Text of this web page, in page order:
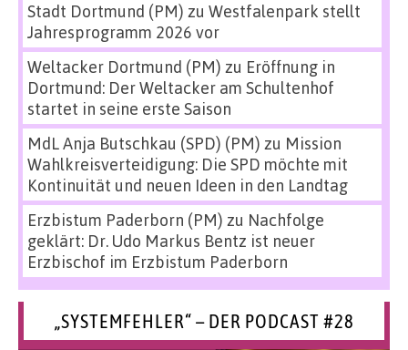
Stadt Dortmund (PM) zu Westfalenpark stellt
Jahresprogramm 2026 vor
Weltacker Dortmund (PM) zu Eröffnung in
Dortmund: Der Weltacker am Schultenhof
startet in seine erste Saison
MdL Anja Butschkau (SPD) (PM) zu Mission
Wahlkreisverteidigung: Die SPD möchte mit
Kontinuität und neuen Ideen in den Landtag
Erzbistum Paderborn (PM) zu Nachfolge
geklärt: Dr. Udo Markus Bentz ist neuer
Erzbischof im Erzbistum Paderborn
„SYSTEMFEHLER“ – DER PODCAST #28